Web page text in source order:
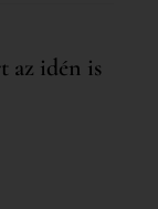
az idén is